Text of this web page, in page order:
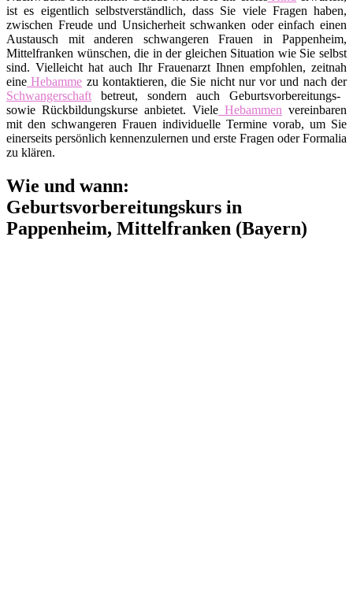
ist es eigentlich selbstverständlich, dass Sie viele Fragen haben,
zwischen Freude und Unsicherheit schwanken oder einfach einen
Austausch mit anderen schwangeren Frauen in Pappenheim,
Mittelfranken wünschen, die in der gleichen Situation wie Sie selbst
sind. Vielleicht hat auch Ihr Frauenarzt Ihnen empfohlen, zeitnah
eine Hebamme zu kontaktieren, die Sie nicht nur vor und nach der
Schwangerschaft betreut, sondern auch Geburtsvorbereitungs-
sowie Rückbildungskurse anbietet. Viele Hebammen vereinbaren
mit den schwangeren Frauen individuelle Termine vorab, um Sie
einerseits persönlich kennenzulernen und erste Fragen oder Formalia
zu klären.
Wie und wann:
Geburtsvorbereitungskurs in
Pappenheim, Mittelfranken (Bayern)